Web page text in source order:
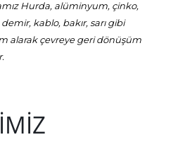
Hurda, alüminyum, çinko,
kablo, bakır, sarı gibi
alarak çevreye geri dönüşüm